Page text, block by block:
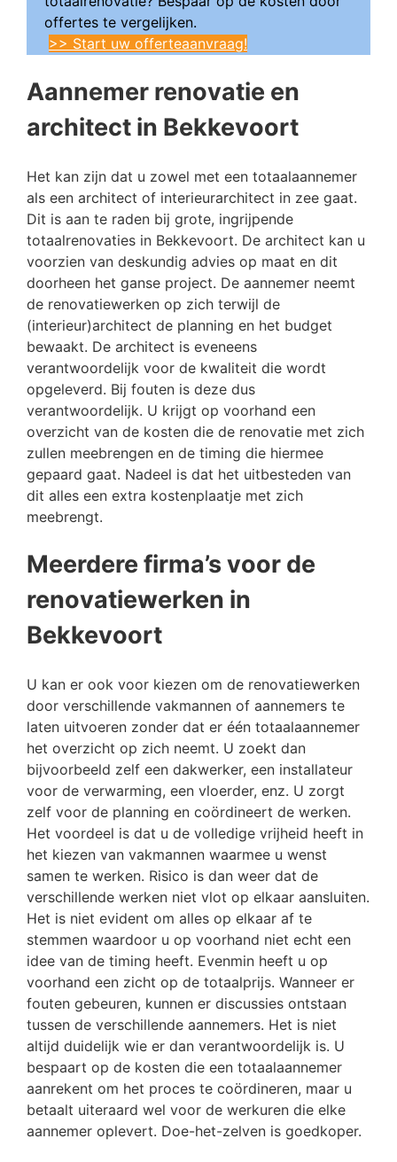
offertes te vergelijken.
>> Start uw offerteaanvraag!
Aannemer renovatie en
architect in Bekkevoort
Het kan zijn dat u zowel met een totaalaannemer
als een architect of interieurarchitect in zee gaat.
Dit is aan te raden bij grote, ingrijpende
totaalrenovaties in Bekkevoort. De architect kan u
voorzien van deskundig advies op maat en dit
doorheen het ganse project. De aannemer neemt
de renovatiewerken op zich terwijl de
(interieur)architect de planning en het budget
bewaakt. De architect is eveneens
verantwoordelijk voor de kwaliteit die wordt
opgeleverd. Bij fouten is deze dus
verantwoordelijk. U krijgt op voorhand een
overzicht van de kosten die de renovatie met zich
zullen meebrengen en de timing die hiermee
gepaard gaat. Nadeel is dat het uitbesteden van
dit alles een extra kostenplaatje met zich
meebrengt.
Meerdere firma’s voor de
renovatiewerken in
Bekkevoort
U kan er ook voor kiezen om de renovatiewerken
door verschillende vakmannen of aannemers te
laten uitvoeren zonder dat er één totaalaannemer
het overzicht op zich neemt. U zoekt dan
bijvoorbeeld zelf een dakwerker, een installateur
voor de verwarming, een vloerder, enz. U zorgt
zelf voor de planning en coördineert de werken.
Het voordeel is dat u de volledige vrijheid heeft in
het kiezen van vakmannen waarmee u wenst
samen te werken. Risico is dan weer dat de
verschillende werken niet vlot op elkaar aansluiten.
Het is niet evident om alles op elkaar af te
stemmen waardoor u op voorhand niet echt een
idee van de timing heeft. Evenmin heeft u op
voorhand een zicht op de totaalprijs. Wanneer er
fouten gebeuren, kunnen er discussies ontstaan
tussen de verschillende aannemers. Het is niet
altijd duidelijk wie er dan verantwoordelijk is. U
bespaart op de kosten die een totaalaannemer
aanrekent om het proces te coördineren, maar u
betaalt uiteraard wel voor de werkuren die elke
aannemer oplevert. Doe-het-zelven is goedkoper.